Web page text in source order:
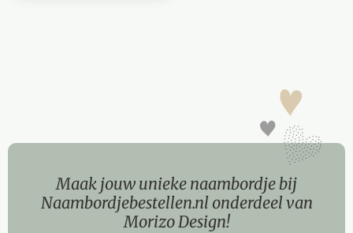
Maak jouw unieke naambordje bij
Naambordjebestellen.nl onderdeel van
Morizo Design!